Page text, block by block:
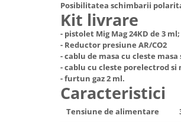
Ventuze cu brate pentru transport
Vibratoare beton
Masini de facut paine
Pachete electrocasnice
incorporabile
SANDWICH MAKER
Storcatoare de fructe
Posibilitatea schimbarii
Kit livrare
- pistolet Mig Mag 24KD de 3 ml;
- Reductor presiune AR/CO2
- cablu de masa cu cleste
- cablu cu cleste porelectrod si
- furtun gaz 2 ml.
Caracteristici
Tensiune de alimentare